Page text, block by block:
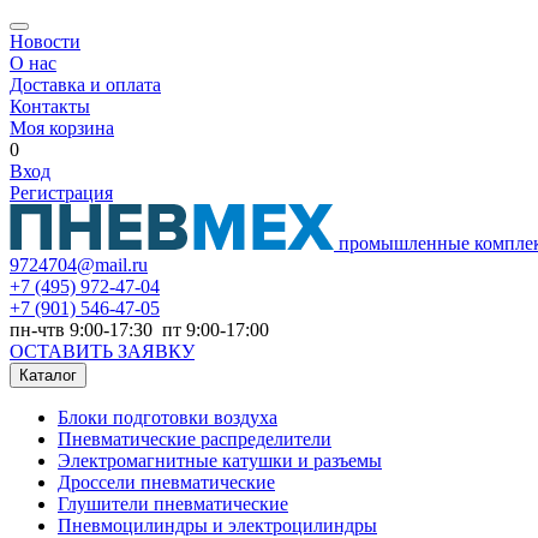
Новости
О нас
Доставка и оплата
Контакты
Моя корзина
0
Вход
Регистрация
промышленные
9724704@mail.ru
+7 (495) 972-47-04
+7 (901) 546-47-05
пн-чтв 9:00-17:30 пт 9:00-17:00
ОСТАВИТЬ ЗАЯВКУ
Каталог
Блоки подготовки воздуха
Пневматические распределители
Электромагнитные катушки и разъемы
Дроссели пневматические
Глушители пневматические
Пневмоцилиндры и электроцилиндры